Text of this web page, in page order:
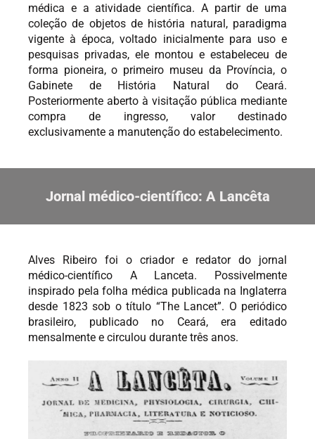
médica e a atividade científica. A partir de uma
coleção de objetos de história natural, paradigma
vigente à época, voltado inicialmente para uso e
pesquisas privadas, ele montou e estabeleceu de
forma pioneira, o primeiro museu da Província, o
Gabinete de História Natural do Ceará.
Posteriormente aberto à visitação pública mediante
compra de ingresso, valor destinado
exclusivamente a manutenção do estabelecimento.
Jornal médico-científico: A Lancêta
Alves Ribeiro foi o criador e redator do jornal
médico-científico A Lanceta. Possivelmente
inspirado pela folha médica publicada na Inglaterra
desde 1823 sob o título “The Lancet”. O periódico
brasileiro, publicado no Ceará, era editado
mensalmente e circulou durante três anos.